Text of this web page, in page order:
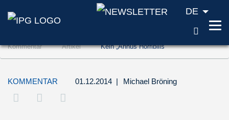
Zum Inhalt springen (Accesskey '1')
Zur Suche springen (Accesskey '2')
Zur Navigation springen (Accesskey '3')
DE
Kommentar Artikel Kein „Annus Horribilis“
KOMMENTAR 01.12.2014 | Michael Bröning